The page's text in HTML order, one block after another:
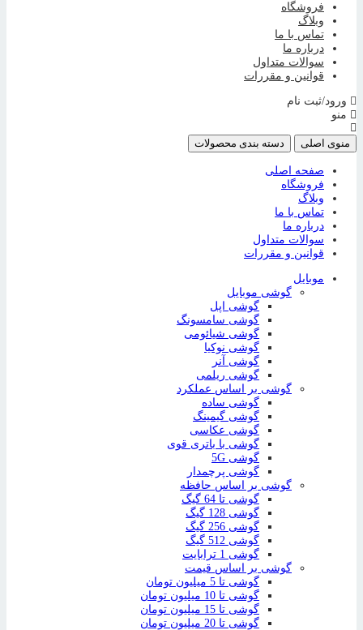
فروشگاه
وبلاگ
تماس با ما
درباره ما
سوالات متداول
قوانین و مقررات
ورود/ثبت نام
منو
منوی اصلی دسته بندی محصولات
صفحه اصلی
فروشگاه
وبلاگ
تماس با ما
درباره ما
سوالات متداول
قوانین و مقررات
موبایل
گوشی موبایل
گوشی اپل
گوشی سامسونگ
گوشی شیائومی
گوشی نوکیا
گوشی آنر
گوشی ریلمی
گوشی بر اساس عملکرد
گوشی ساده
گوشی گیمینگ
گوشی عکاسی
گوشی با باتری قوی
گوشی 5G
گوشی پرچمدار
گوشی بر اساس حافظه
گوشی تا 64 گیگ
گوشی 128 گیگ
گوشی 256 گیگ
گوشی 512 گیگ
گوشی 1 ترابایت
گوشی بر اساس قیمت
گوشی تا 5 میلیون تومان
گوشی تا 10 میلیون تومان
گوشی تا 15 میلیون تومان
گوشی تا 20 میلیون تومان